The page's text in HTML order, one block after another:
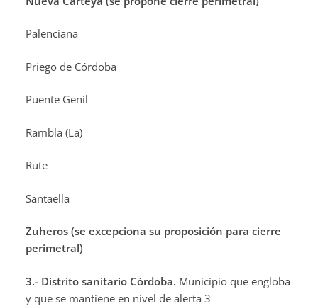
Palenciana
Priego de Córdoba
Puente Genil
Rambla (La)
Rute
Santaella
Zuheros (se excepciona su proposición para cierre
perimetral)
3.- Distrito sanitario Córdoba. Municipio que engloba
y que se mantiene en nivel de alerta 3